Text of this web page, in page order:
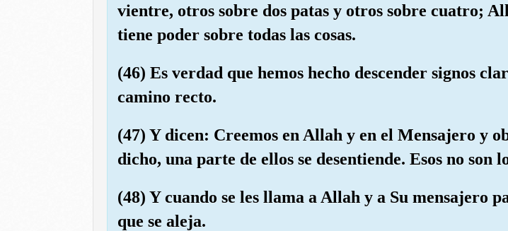
vientre, otros sobre dos patas y otros sobre cuatro;
tiene poder sobre todas las cosas.
(46) Es verdad que hemos hecho descender signos
camino recto.
(47) Y dicen: Creemos en Allah y en el Mensajero y
dicho, una parte de ellos se desentiende. Esos no son
(48) Y cuando se les llama a Allah y a Su mensajero
que se aleja.